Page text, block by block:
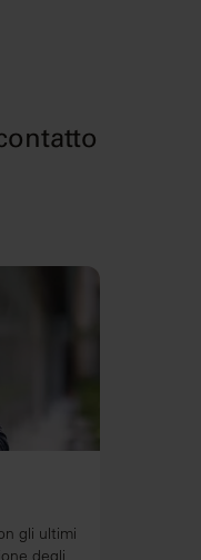
gli ultimi
degli